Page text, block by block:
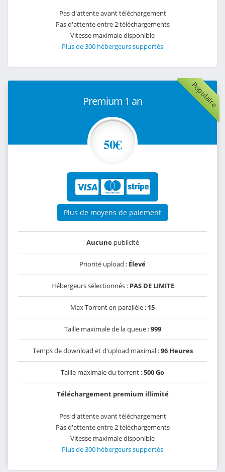
Pas d'attente avant téléchargement
Pas d'attente entre 2 téléchargements
Vitesse maximale disponible
Plus de 300 hébergeurs supportés
Populaire
Premium 1 an
50€
Plus de moyens de paiement
Aucunepublicité
Priorité upload : Élevé
Hébergeurs sélectionnés : PAS DE LIMITE
Max Torrent en parallèle : 15
Taille maximale de la queue :999
Temps de download et d'upload maximal :96 Heures
Taille maximale du torrent :500 Go
Téléchargement premium illimité
Pas d'attente avant téléchargement
Pas d'attente entre 2 téléchargements
Vitesse maximale disponible
Plus de 300 hébergeurs supportés